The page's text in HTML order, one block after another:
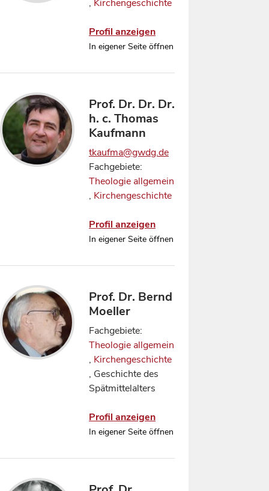
, Kirchengeschichte
Profil anzeigen
In eigener Seite öffnen
Prof. Dr. Dr. Dr.
h. c. Thomas
Kaufmann
tkaufma@gwdg.de
Fachgebiete:
Theologie allgemein
, Kirchengeschichte
Profil anzeigen
In eigener Seite öffnen
Prof. Dr. Bernd
Moeller
Fachgebiete:
Theologie allgemein
, Kirchengeschichte
, Geschichte des
Spätmittelalters
Profil anzeigen
In eigener Seite öffnen